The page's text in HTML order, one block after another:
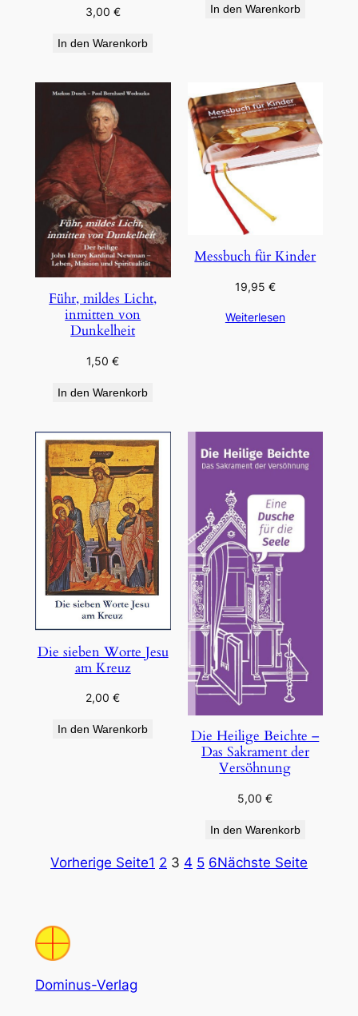
3,00 €
In den Warenkorb
In den Warenkorb
Führ, mildes Licht,
inmitten von
Dunkelheit
1,50€
In den Warenkorb
Messbuch für Kinder
19,95 €
Weiterlesen
Die sieben Worte Jesu
am Kreuz
2,00€
In den Warenkorb
Die Heilige Beichte –
Das Sakrament der
Versöhnung
5,00€
In den Warenkorb
Vorherige Seite1 2 3 4 5 6Nächste Seite
Dominus-Verlag